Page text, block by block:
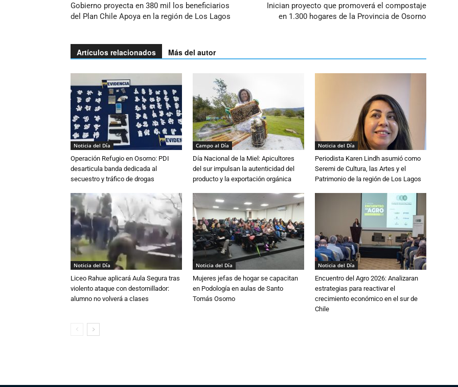
Gobierno proyecta en 380 mil los beneficiarios
del Plan Chile Apoya en la región de Los Lagos
Inician proyecto que promoverá el compostaje
en 1.300 hogares de la Provincia de Osorno
Artículos relacionados Más del autor
Noticia del Día
Operación Refugio en Osorno: PDI
desarticula banda dedicada al
secuestro y tráfico de drogas
Campo al Día
Día Nacional de la Miel: Apicultores
del sur impulsan la autenticidad del
producto y la exportación orgánica
Noticia del Día
Periodista Karen Lindh asumió como
Seremi de Cultura, las Artes y el
Patrimonio de la región de Los Lagos
Noticia del Día
Liceo Rahue aplicará Aula Segura tras
violento ataque con destornillador:
alumno no volverá a clases
Noticia del Día
Mujeres jefas de hogar se capacitan
en Podología en aulas de Santo
Tomás Osorno
Noticia del Día
Encuentro del Agro 2026: Analizaran
estrategias para reactivar el
crecimiento económico en el sur de
Chile